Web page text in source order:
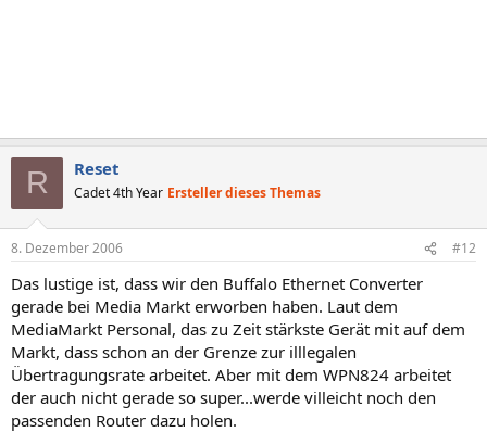
R Reset
Cadet 4th Year Ersteller dieses Themas
8. Dezember 2006 #12
Das lustige ist, dass wir den Buffalo Ethernet Converter
gerade bei Media Markt erworben haben. Laut dem
MediaMarkt Personal, das zu Zeit stärkste Gerät mit auf dem
Markt, dass schon an der Grenze zur illlegalen
Übertragungsrate arbeitet. Aber mit dem WPN824 arbeitet
der auch nicht gerade so super...werde villeicht noch den
passenden Router dazu holen.